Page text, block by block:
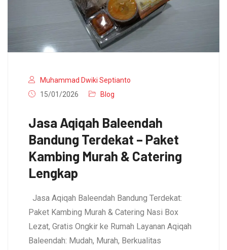
Muhammad Dwiki Septianto
15/01/2026
Blog
Jasa Aqiqah Baleendah
Bandung Terdekat – Paket
Kambing Murah & Catering
Lengkap
Jasa Aqiqah Baleendah Bandung Terdekat:
Paket Kambing Murah & Catering Nasi Box
Lezat, Gratis Ongkir ke Rumah Layanan Aqiqah
Baleendah: Mudah, Murah, Berkualitas